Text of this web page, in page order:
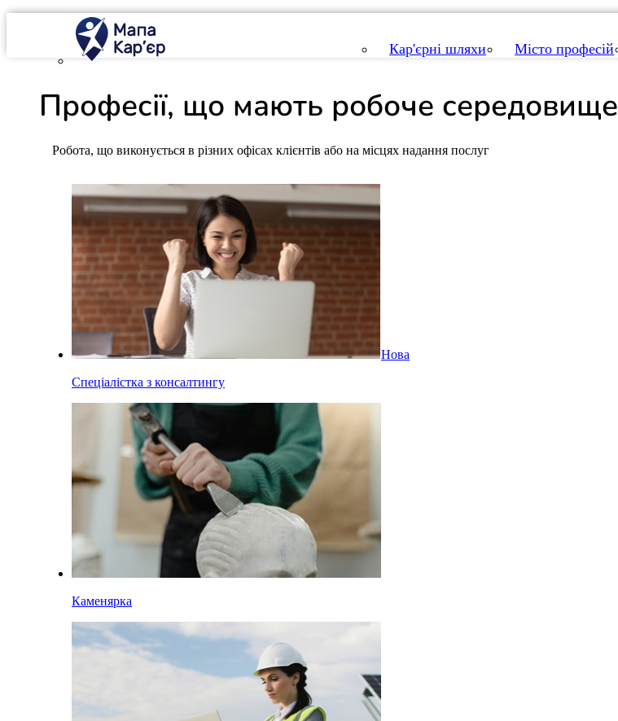
Кар'єрні шляхи Місто професій
Mapa Karier v 4.0.0
Професії, що мають робоче середовище
Робота, що виконується в різних офісах клієнтів або на місцях надання послуг
Нова
Спеціалістка з консалтингу
Каменярка